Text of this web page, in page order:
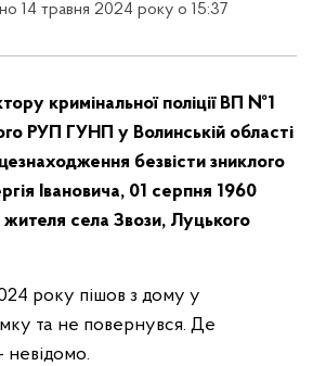
14 травня 2024 року о 15:37
кримінальної поліції ВП №1
РУП ГУНП у Волинській області
безвісти зниклого
Івановича, 01 серпня 1960
села Звози, Луцького
року пішов з дому у
та не повернувся. Де
невідомо.